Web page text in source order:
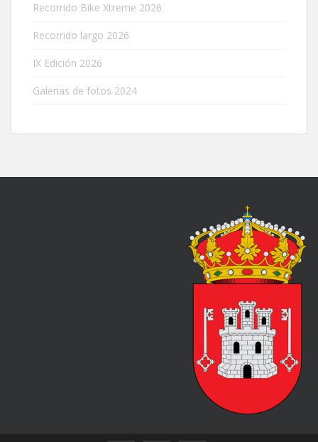
Recorrido Bike Xtreme 2026
Recorrido largo 2026
IX Edición 2026
Galerias de fotos 2024